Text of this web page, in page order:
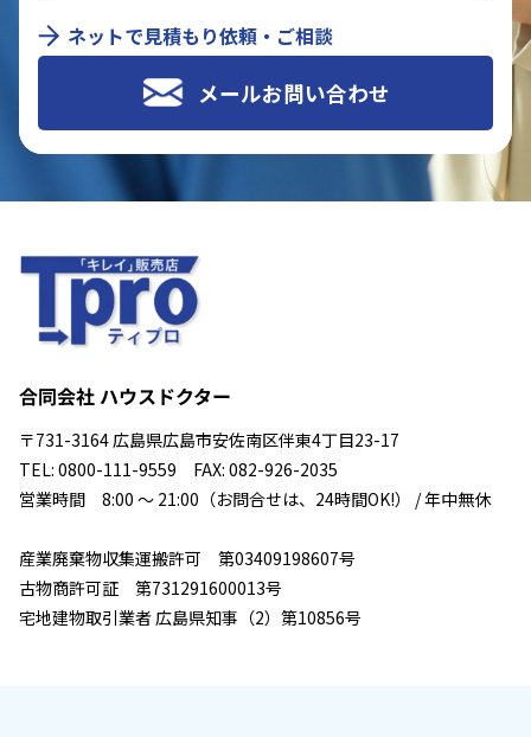
ネットで見積もり依頼・ご相談
メールお問い合わせ
合同会社 ハウスドクター
〒731-3164 広島県広島市安佐南区伴東4丁目23-17
TEL: 0800-111-9559 FAX: 082-926-2035
営業時間 8:00 ～ 21:00（お問合せは、24時間OK!） / 年中無休
産業廃棄物収集運搬許可 第03409198607号
古物商許可証 第731291600013号
宅地建物取引業者 広島県知事（2）第10856号